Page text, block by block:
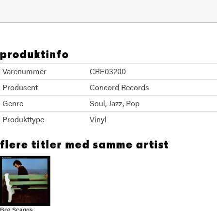
produktinfo
Varenummer
CRE03200
Produsent
Concord Records
Genre
Soul Jazz Pop
Produkttype
Vinyl
flere titler med samme artist